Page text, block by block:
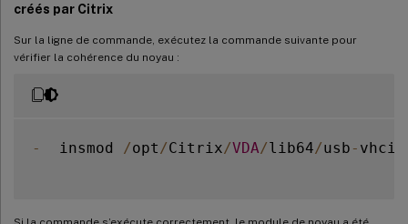
créés par Citrix
Sur la ligne de commande, exécutez la commande suivante pour
vérifier la cohérence du noyau :
-
  insmod
/opt /Citrix/VDA/lib64/usb - vhci